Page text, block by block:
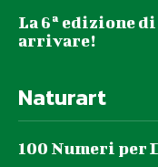
La 6ª edizione
arrivare!
Naturart
100 Numeri per